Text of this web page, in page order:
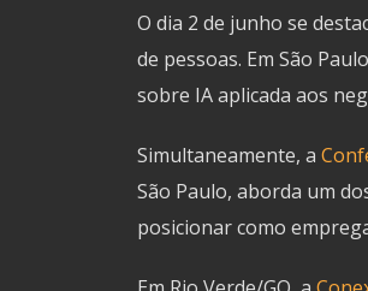
O dia 2 de junho se
de pessoas. Em São
sobre IA aplicada aos
Simultaneamente, a
São Paulo, aborda um
posicionar como